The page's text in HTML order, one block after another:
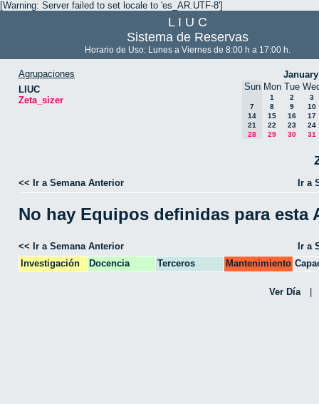
[Warning: Server failed to set locale to 'es_AR.UTF-8']
L I U C
Sistema de Reservas
Horario de Uso: Lunes a Viernes de 8:00 h a 17:00 h.
Agrupaciones
LIUC
Zeta_sizer
Sun Mon Tue
1 2
3
7
8 9
10
14
15 16
17
21
22 23
24
28
29 30 31
<< Ir a Semana Anterior Ir a
No hay Equipos definidas para esta
<< Ir a Semana Anterior
Ir a
Investigación
Docencia Terceros Mantenimiento
CPA
Ver Día
|